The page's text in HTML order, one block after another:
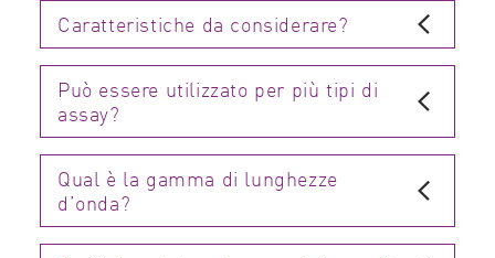
Caratteristiche da considerare?
Può essere utilizzato per più tipi di
assay?
Qual è la gamma di lunghezze
d’onda?